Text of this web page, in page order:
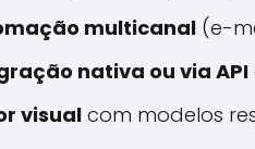
multicanal (e-
nativa ou via API
visualcom modelos